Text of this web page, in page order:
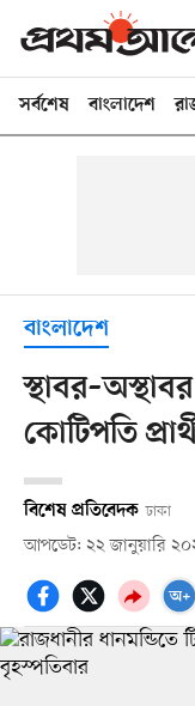
সর্বশেষ বাংলাদেশ
বাংলাদেশ
কোটিপতি
বিশেষ প্রতিবেদক ঢাকা
আপডেট: ২২ জানুয়ারি